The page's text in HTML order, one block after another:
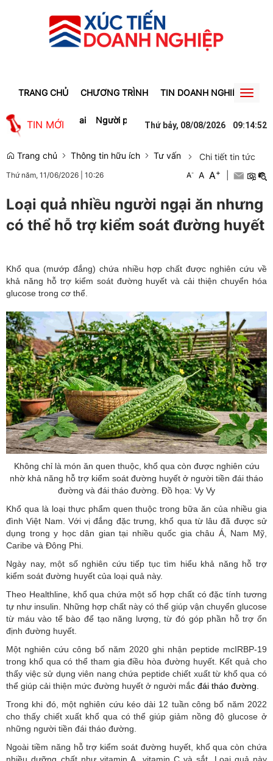
TRANG CHỦ CHƯƠNG TRÌNH TIN DOANH NGHIỆP Toggle
TIN MỚI
lao động Gia Lai Người phụ nữ ở Hưng Yên suýt bị mất gần 30
Thứ bảy, 08/08/2026 09:14:52
Trang chủ Thông tin hữu ích Tư vấn Chi tiết tin tức
Thứ năm, 11/06/2026 10:26 A- A A+
Loại quả nhiều người ngại ăn nhưng
có thể hỗ trợ kiểm soát đường huyết
Khổ qua (mướp đắng) chứa nhiều hợp chất được nghiên cứu về
khả năng hỗ trợ kiểm soát đường huyết và cải thiện chuyển hóa
glucose trong cơ thể.
Không chỉ là món ăn quen thuộc, khổ qua còn được nghiên cứu
nhờ khả năng hỗ trợ kiểm soát đường huyết ở người tiền đái tháo
đường và đái tháo đường. Đồ họa: Vy Vy
Khổ qua là loại thực phẩm quen thuộc trong bữa ăn của nhiều gia
đình Việt Nam. Với vị đắng đặc trưng, khổ qua từ lâu đã được sử
dụng trong y học dân gian tại nhiều quốc gia châu Á, Nam Mỹ,
Caribe và Đông Phi.
Ngày nay, một số nghiên cứu tiếp tục tìm hiểu khả năng hỗ trợ
kiểm soát đường huyết của loại quả này.
Theo Healthline, khổ qua chứa một số hợp chất có đặc tính tương
tự như insulin. Những hợp chất này có thể giúp vận chuyển glucose
từ máu vào tế bào để tạo năng lượng, từ đó góp phần hỗ trợ ổn
định đường huyết.
Một nghiên cứu công bố năm 2020 ghi nhận peptide mcIRBP-19
trong khổ qua có thể tham gia điều hòa đường huyết. Kết quả cho
thấy việc sử dụng viên nang chứa peptide chiết xuất từ khổ qua có
thể giúp cải thiện mức đường huyết ở người mắc đái tháo đường.
Trong khi đó, một nghiên cứu kéo dài 12 tuần công bố năm 2022
cho thấy chiết xuất khổ qua có thể giúp giảm nồng độ glucose ở
những người tiền đái tháo đường.
Ngoài tiềm năng hỗ trợ kiểm soát đường huyết, khổ qua còn chứa